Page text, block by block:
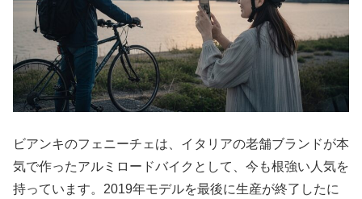
ビアンキのフェニーチェは、イタリアの老舗ブランドが本
気で作ったアルミロードバイクとして、今も根強い人気を
持っています。2019年モデルを最後に生産が終了したに